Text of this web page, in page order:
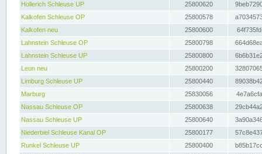
Hollerich Schleuse UP
25800620
Kalkofen Schleuse OP
25800578
Kalkofen neu
25800600
Lahnstein Schleuse OP
25800798
Lahnstein Schleuse UP
25800800
Leun neu
25800200
Limburg Schleuse UP
25800440
Marburg
25830056
Nassau Schleuse OP
25800638
Nassau Schleuse UP
25800640
Niederbiel Schleuse Kanal OP
25800177
Runkel Schleuse UP
25800400